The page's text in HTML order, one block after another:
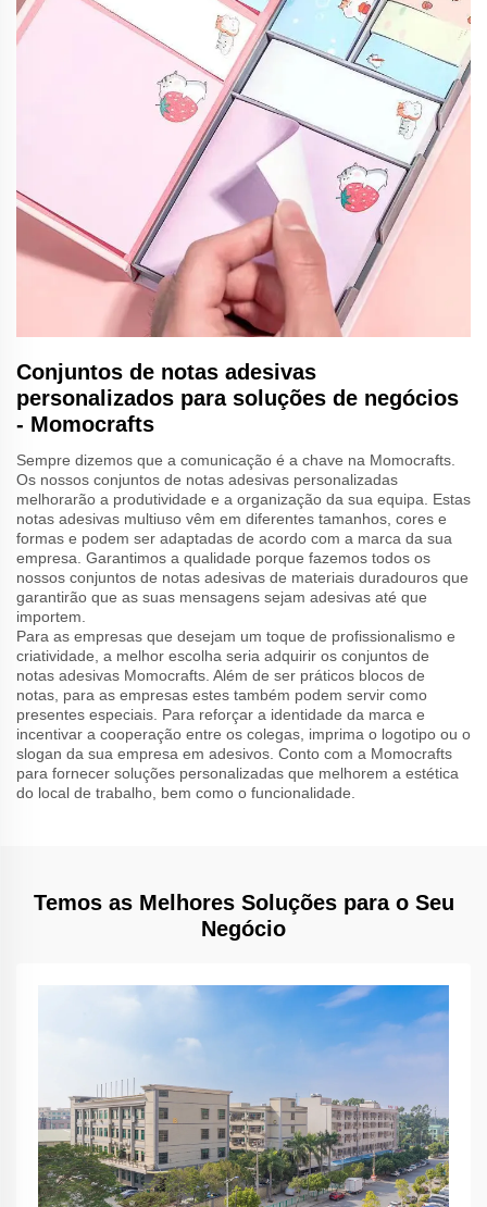
Conjuntos de notas adesivas
personalizados para soluções de negócios
- Momocrafts
Sempre dizemos que a comunicação é a chave na Momocrafts.
Os nossos conjuntos de notas adesivas personalizadas
melhorarão a produtividade e a organização da sua equipa. Estas
notas adesivas multiuso vêm em diferentes tamanhos, cores e
formas e podem ser adaptadas de acordo com a marca da sua
empresa. Garantimos a qualidade porque fazemos todos os
nossos conjuntos de notas adesivas de materiais duradouros que
garantirão que as suas mensagens sejam adesivas até que
importem.
Para as empresas que desejam um toque de profissionalismo e
criatividade, a melhor escolha seria adquirir os conjuntos de
notas adesivas Momocrafts. Além de ser práticos blocos de
notas, para as empresas estes também podem servir como
presentes especiais. Para reforçar a identidade da marca e
incentivar a cooperação entre os colegas, imprima o logotipo ou o
slogan da sua empresa em adesivos. Conto com a Momocrafts
para fornecer soluções personalizadas que melhorem a estética
do local de trabalho, bem como o funcionalidade.
Temos as Melhores Soluções para o Seu
Negócio